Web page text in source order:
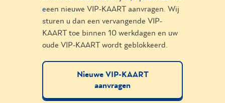
eeen nieuwe VIP-KAART aanvragen. Wij
sturen u dan een vervangende VIP-
KAART toe binnen 10 werkdagen en uw
oude VIP-KAART wordt geblokkeerd.
Nieuwe VIP-KAART
aanvragen